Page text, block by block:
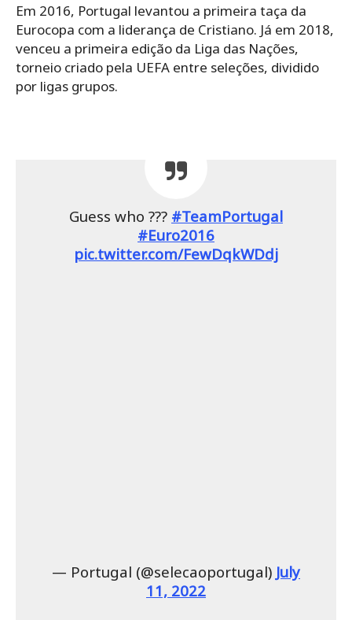
Em 2016, Portugal levantou a primeira taça da
Eurocopa com a liderança de Cristiano. Já em 2018,
venceu a primeira edição da Liga das Nações,
torneio criado pela UEFA entre seleções, dividido
por ligas grupos.
Guess who ??? #TeamPortugal
#Euro2016
pic.twitter.com/FewDqkWDdj
— Portugal (@selecaoportugal) July
11, 2022